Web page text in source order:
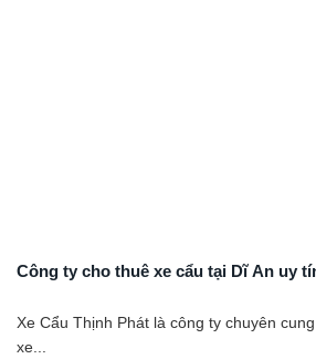
Công ty cho thuê xe cẩu tại Dĩ An uy
Xe Cẩu Thịnh Phát là công ty chuyên
xe...